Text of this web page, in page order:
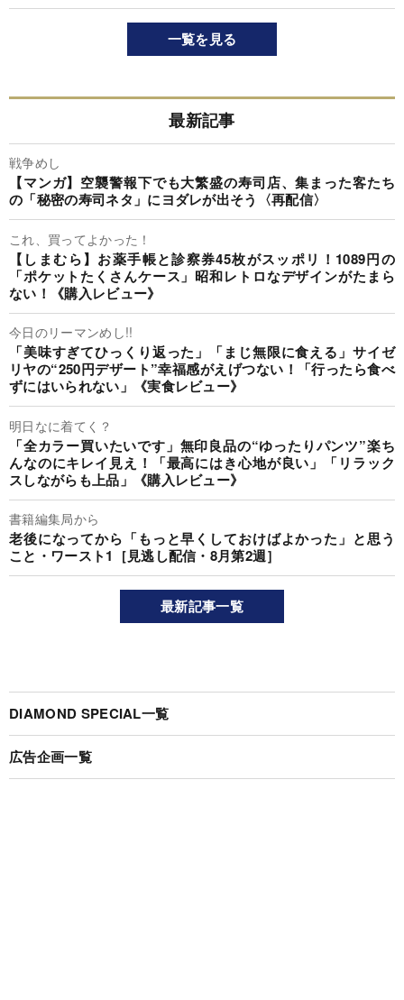
一覧を見る
最新記事
戦争めし
【マンガ】空襲警報下でも大繁盛の寿司店、集まった客たち
の「秘密の寿司ネタ」にヨダレが出そう〈再配信〉
これ、買ってよかった！
【しまむら】お薬手帳と診察券45枚がスッポリ！1089円の
「ポケットたくさんケース」昭和レトロなデザインがたまら
ない！《購入レビュー》
今日のリーマンめし!!
「美味すぎてひっくり返った」「まじ無限に食える」サイゼ
リヤの“250円デザート”幸福感がえげつない！「行ったら食べ
ずにはいられない」《実食レビュー》
明日なに着てく？
「全カラー買いたいです」無印良品の“ゆったりパンツ”楽ち
んなのにキレイ見え！「最高にはき心地が良い」「リラック
スしながらも上品」《購入レビュー》
書籍編集局から
老後になってから「もっと早くしておけばよかった」と思う
こと・ワースト1［見逃し配信・8月第2週］
最新記事一覧
DIAMOND SPECIAL一覧
広告企画一覧